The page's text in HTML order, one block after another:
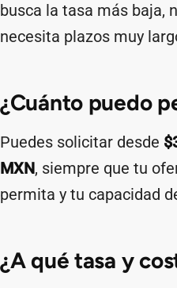
busca la tasa más baja,
necesita plazos muy
¿Cuánto puedo
Puedes solicitar desde
MXN, siempre que tu
permita y tu capacidad
¿A qué tasa y